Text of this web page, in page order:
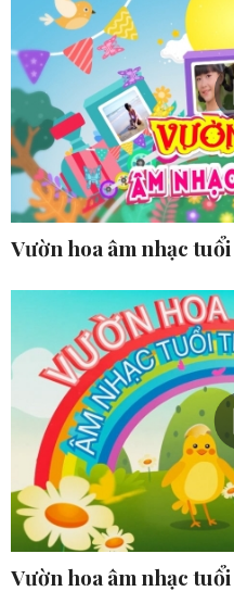
Vườn hoa âm nhạc
Vườn hoa âm nhạc